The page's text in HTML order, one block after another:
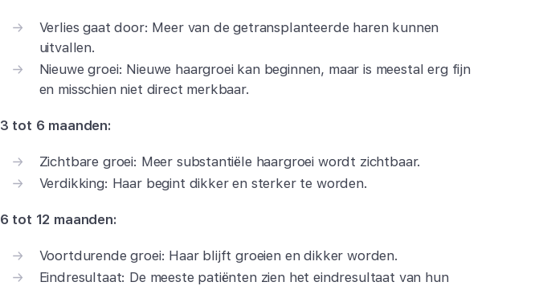
Verlies gaat door: Meer van de getransplanteerde haren kunnen
uitvallen.
Nieuwe groei: Nieuwe haargroei kan beginnen, maar is meestal erg fijn
en misschien niet direct merkbaar.
3 tot 6 maanden:
Zichtbare groei: Meer substantiële haargroei wordt zichtbaar.
Verdikking: Haar begint dikker en sterker te worden.
6 tot 12 maanden:
Voortdurende groei: Haar blijft groeien en dikker worden.
Eindresultaat: De meeste patiënten zien het eindresultaat van hun